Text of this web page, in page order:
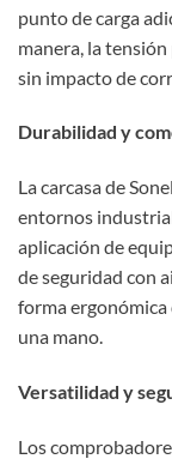
punto de carga
manera, la
sin impacto de
Durabilidad y
La carcasa de
entornos
aplicación de
de seguridad con
forma
una mano.
Versatilidad y
Los